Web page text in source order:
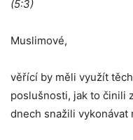
(5:3)
Muslimové,
věřící by měli využít
poslušnosti, jak to činili
dnech snažili